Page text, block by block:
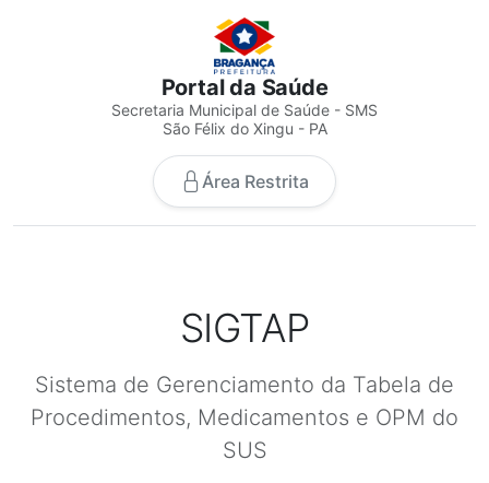
Portal da Saúde
Secretaria Municipal de Saúde - SMS
São Félix do Xingu - PA
Área Restrita
SIGTAP
Sistema de Gerenciamento da Tabela de
Procedimentos, Medicamentos e OPM do
SUS